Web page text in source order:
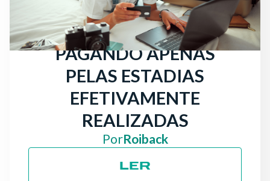
CONSEGUE MAIS
RESERVAS DIRETAS
PAGANDO APENAS
PELAS ESTADIAS
EFETIVAMENTE
REALIZADAS
PorRoiback
LER